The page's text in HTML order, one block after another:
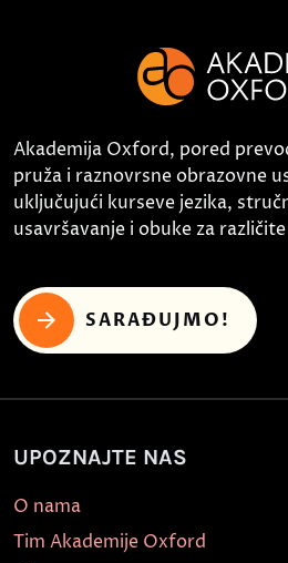
Akademija Oxford, pored
pruža i raznovrsne obrazovne
uključujući kurseve jezika,
usavršavanje i obuke za
SARAĐUJMO!
UPOZNAJTE NAS
O nama
Tim Akademije Oxford